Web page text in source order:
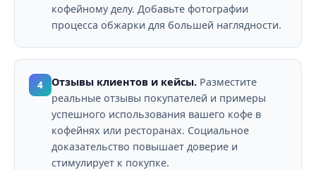
кофейному делу. Добавьте фотографии
процесса обжарки для большей наглядности.
4 Отзывы клиентов и кейсы. Разместите
реальные отзывы покупателей и примеры
успешного использования вашего кофе в
кофейнях или ресторанах. Социальное
доказательство повышает доверие и
стимулирует к покупке.